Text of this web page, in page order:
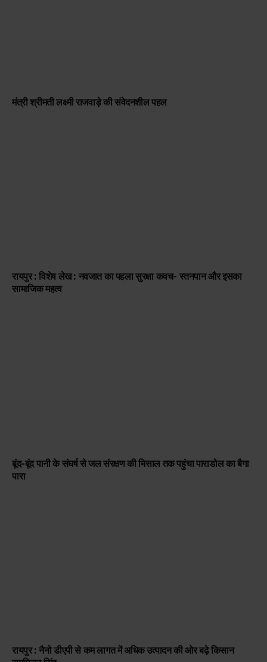
मंत्री श्रीमती लक्ष्मी राजवाड़े की संवेदनशील पहल
रायपुर : विशेष लेख : नवजात का पहला सुरक्षा कवच- स्तनपान और इसका
सामाजिक महत्व
बूंद-बूंद पानी के संघर्ष से जल संरक्षण की मिसाल तक पहुंचा पाराडोल का बैगा
पारा
रायपुर : नैनो डीएपी से कम लागत में अधिक उत्पादन की ओर बढ़े किसान